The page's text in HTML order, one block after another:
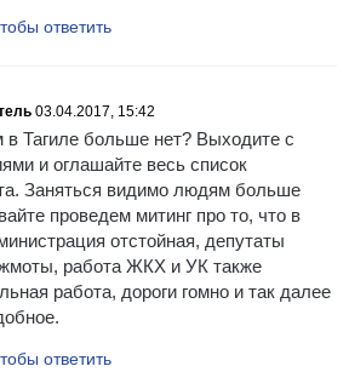
ответить
03.04.2017, 15:42
в Тагиле больше нет? Выходите с
и оглашайте весь список
Заняться видимо людям больше
проведем митинг про то, что в
отстойная, депутаты
работа ЖКХ и УК также
работа, дороги гомно и так далее
ответить